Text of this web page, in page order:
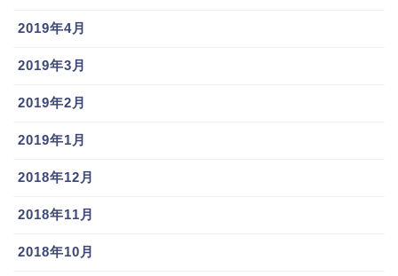
2019年4月
2019年3月
2019年2月
2019年1月
2018年12月
2018年11月
2018年10月